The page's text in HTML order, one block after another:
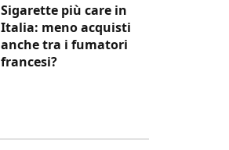
Sigarette più care in
Italia: meno acquisti
anche tra i fumatori
francesi?